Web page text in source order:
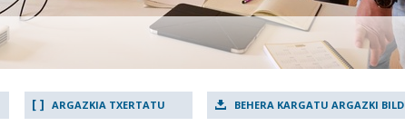
ARGAZKIA TXERTATU BEHERA KARGATU ARGAZKI